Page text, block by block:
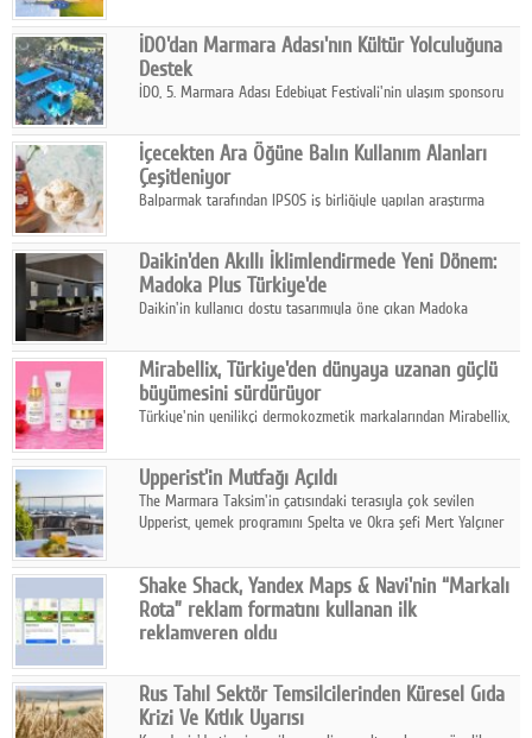
ve sürdürülebilir çözümler sunuyor.
İDO'dan Marmara Adası'nın Kültür Yolculuğuna
Destek
İDO, 5. Marmara Adası Edebiyat Festivali'nin ulaşım sponsoru
ettiriyor.
İçecekten Ara Öğüne Balın Kullanım Alanları
Çeşitleniyor
Balparmak tarafından IPSOS iş birliğiyle yapılan araştırma
ıhlamur gibi içeceklerde tercih ettiğini ortaya koyuyor.
Daikin'den Akıllı İklimlendirmede Yeni Dönem:
Madoka Plus Türkiye'de
Daikin'in kullanıcı dostu tasarımıyla öne çıkan Madoka
kontrol ünitesi Madoka Plus Türkiye'de satışa sunuldu.
Mirabellix, Türkiye'den dünyaya uzanan güçlü
büyümesini sürdürüyor
Türkiye'nin yenilikçi dermokozmetik markalarından Mirabellix,
ürünleriyle hem yurt içinde hem de uluslararası pazarlarda
büyümesini sürdürüyor.
Upperist'in Mutfağı Açıldı
The Marmara Taksim'in çatısındaki terasıyla çok sevilen
Upperist, yemek programını Spelta ve Okra şefi Mert Yalçıner
Shake Shack, Yandex Maps & Navi'nin “Markalı
Rota” reklam formatını kullanan ilk
reklamveren oldu
artırmak amacıyla Cereyan Medya ve Yandex Ads iş birliğiyle
Yandex Maps & Navi'nin yeni "Markalı Rota" reklam formatını
kullanan ilk marka oldu.
Rus Tahıl Sektör Temsilcilerinden Küresel Gıda
Krizi Ve Kıtlık Uyarısı